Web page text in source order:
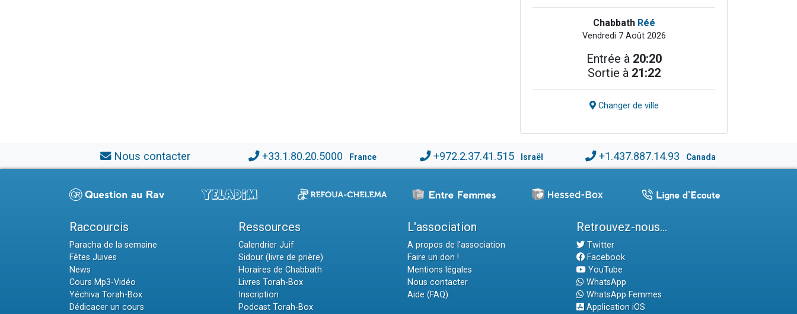
Chabbath Réé
Vendredi 7 Août 2026
Entrée à 20:20
Sortie à 21:22
Changer de ville
Nous contacter +33.1.80.20.5000 France +972.2.37.41.515 Israël +1.437.887.14.93 Canada
Raccourcis
Paracha de la semaine
Fêtes Juives
News
Cours Mp3-Vidéo
Yéchiva Torah-Box
Dédicacer un cours
Ressources
Calendrier Juif
Sidour (livre de prière)
Horaires de Chabbath
Livres Torah-Box
Inscription
Podcast Torah-Box
L'association
A propos de l'association
Faire un don !
Mentions légales
Nous contacter
Aide (FAQ)
Retrouvez-nous...
Twitter
Facebook
YouTube
WhatsApp
WhatsApp Femmes
Application iOS